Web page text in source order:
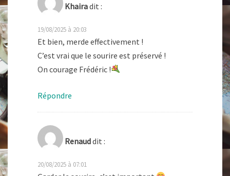
Khairadit :
19/08/2025 à 20:03
Et bien, merde effectivement !
C’est vrai que le sourire est préservé !
On courage Frédéric !
Répondre
Renauddit :
20/08/2025 à 07:01